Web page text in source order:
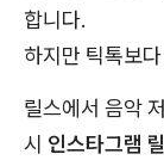
합니다.
하지만 틱톡보
릴스에서 음악
시 인스타그램